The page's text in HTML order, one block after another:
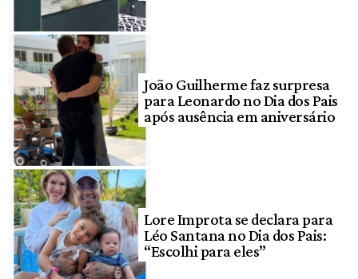
João Guilherme faz surpresa
para Leonardo no Dia dos Pais
após ausência em aniversário
Lore Improta se declara para
Léo Santana no Dia dos Pais:
“Escolhi para eles”